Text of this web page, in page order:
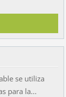
se utiliza
para la...